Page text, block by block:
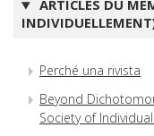
ARTICLES DU
Perché una rivista
Beyond
Society of